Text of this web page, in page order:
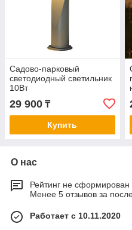
Садово-парковый
светодиодный светильник
10Вт
29 900 ₸
Купить
О нас
Рейтинг не сформирован
Менее 5 отзывов за
Работает с 10.11.2020